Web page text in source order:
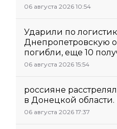
06 августа 2026 10:54
Ударили по
Днепропетровскую
погибли, еще 10
06 августа 2026 15:54
россияне
в Донецкой
06 августа 2026 17:37